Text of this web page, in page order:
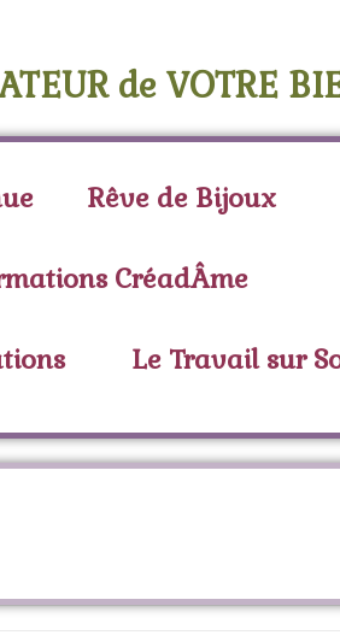
de VOTRE
Rêve de Bijoux
CréadÂme
Le Travail sur